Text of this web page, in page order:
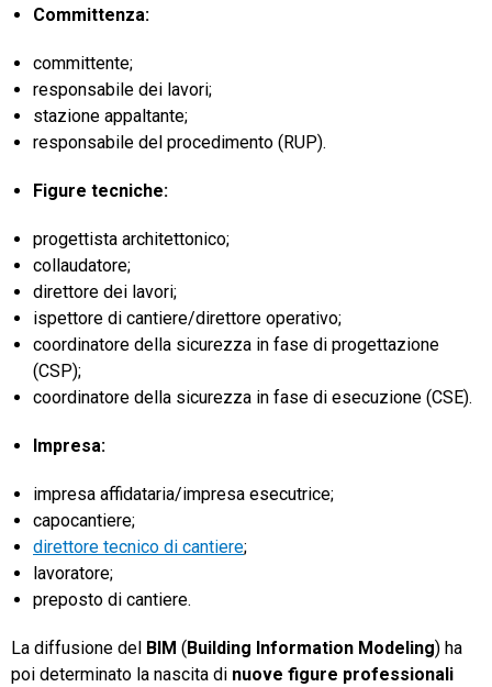
Committenza:
committente;
responsabile dei lavori;
stazione appaltante;
responsabile del procedimento (RUP).
Figure tecniche:
progettista architettonico;
collaudatore;
direttore dei lavori;
ispettore di cantiere/direttore operativo;
coordinatore della sicurezza in fase di progettazione
(CSP);
coordinatore della sicurezza in fase di esecuzione (CSE).
Impresa:
impresa affidataria/impresa esecutrice;
capocantiere;
direttore tecnico di cantiere;
lavoratore;
preposto di cantiere.
La diffusione del BIM ( Building Information Modeling) ha
poi determinato la nascita di nuove figure professionali